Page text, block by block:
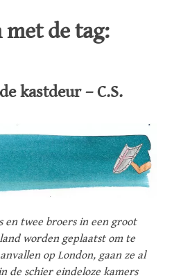
de tag:
kastdeur – C.S.
en twee broers in een groot
worden geplaatst om te
op London, gaan ze al
de schier eindeloze kamers